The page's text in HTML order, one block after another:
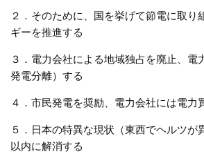
２．そのために、国を挙げて節電に取り
ギーを推進する
３．電力会社による地域独占を廃止、電
発電分離）する
４．市民発電を奨励、電力会社には電力
５．日本の特異な現状（東西でヘルツが
以内に解消する